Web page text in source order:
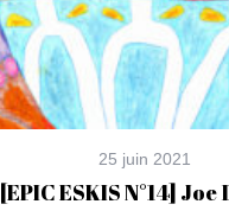
25 juin 2021
[EPIC ESKIS N°14] Joe